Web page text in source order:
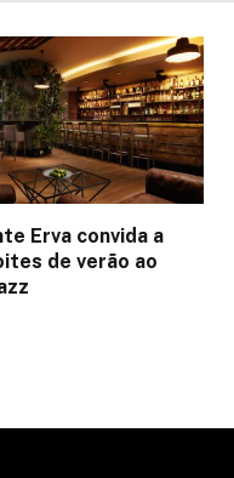
Erva convida a
de verão ao